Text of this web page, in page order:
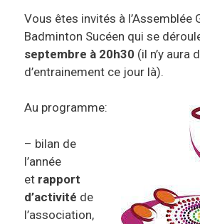
Vous êtes invités à l’Assemblée
Badminton Sucéen qui se
septembre à 20h30 (il n’y aura
d’entrainement ce jour là).
Au programme:
– bilan de
l’année
et rapport
d’activité de
l’association,